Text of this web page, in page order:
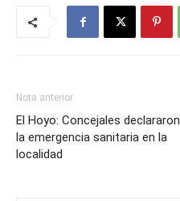
Nota anterior
El Hoyo: Concejales declararon
la emergencia sanitaria en la
localidad